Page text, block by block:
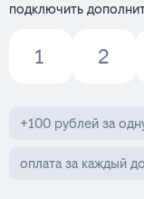
подключить
1 2
+100 рублей за
оплата за каждый